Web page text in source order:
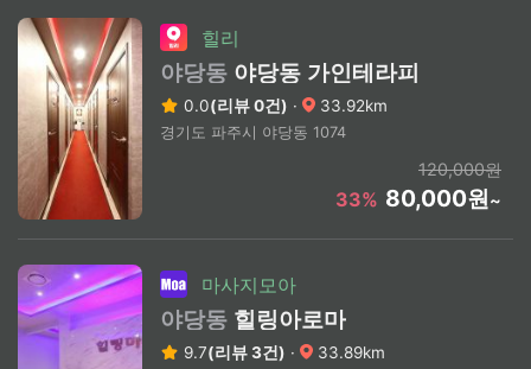
힐리
야당동 야당동 가인테라피
0.0(리뷰 0건) · 33.92km
경기도 파주시 야당동 1074
120,000원
33% 80,000원~
마사지모아
야당동 힐링아로마
9.7(리뷰 3건) · 33.89km